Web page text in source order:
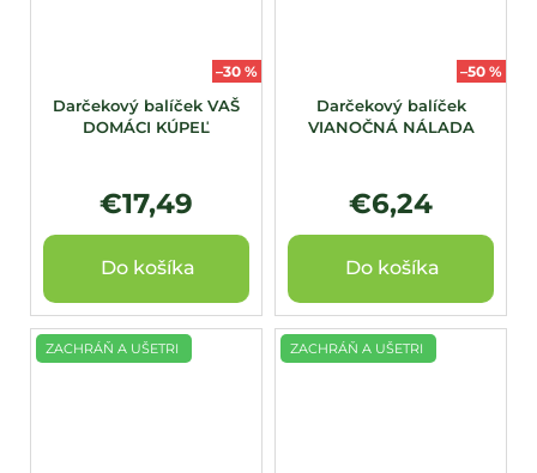
–30 %
Darčekový balíček VAŠ
DOMÁCI KÚPEĽ
€17,49
Do košíka
–50 %
Darčekový balíček
VIANOČNÁ NÁLADA
€6,24
Do košíka
ZACHRÁŇ A UŠETRI ZACHRÁŇ A UŠETRI